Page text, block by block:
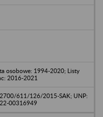
osobowe: 1994-2020; Listy
2016-2021
611/126/2015-SAK; UNP:
00316949